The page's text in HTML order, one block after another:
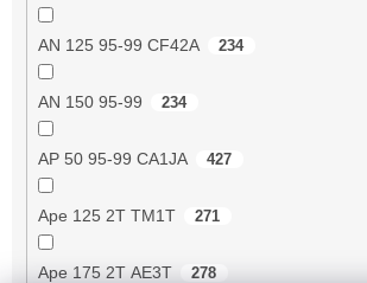
AN 125 95-99 CF42A 234
AN 150 95-99 234
AP 50 95-99 CA1JA 427
Ape 125 2T TM1T 271
Ape 175 2T AE3T 278